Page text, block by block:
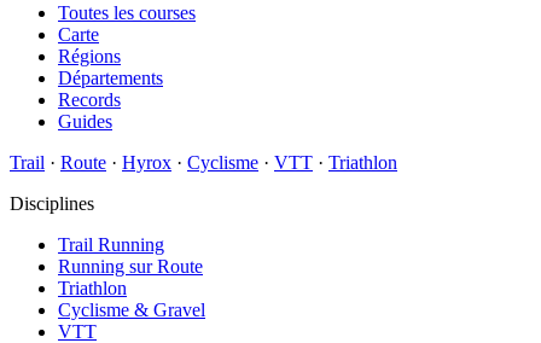
Toutes les courses
Carte
Régions
Départements
Records
Guides
Trail · Route · Hyrox · Cyclisme · VTT · Triathlon
Disciplines
Trail Running
Running sur Route
Triathlon
Cyclisme & Gravel
VTT